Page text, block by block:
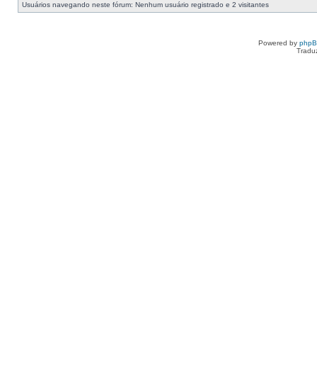
Usuários navegando neste fórum: Nenhum usuário registrado e 2 visitantes
Powered by